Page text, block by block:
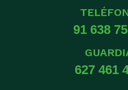
91 638
627 461